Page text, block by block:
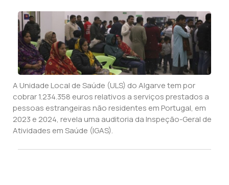
A Unidade Local de Saúde (ULS) do Algarve tem por
cobrar 1.234.358 euros relativos a serviços prestados a
pessoas estrangeiras não residentes em Portugal, em
2023 e 2024, revela uma auditoria da Inspeção-Geral de
Atividades em Saúde (IGAS).